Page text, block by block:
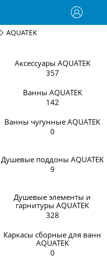
AQUATEK
Аксессуары AQUATEK
357
Ванны AQUATEK
142
Ванны чугунные АQUATEK
0
Душевые поддоны AQUATEK
9
Душевые элементы и
гарнитуры AQUATEK
328
Каркасы сборные для ванн
AQUATEK
0